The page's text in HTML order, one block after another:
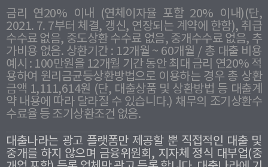
금리 연20% 이내 (연체이자율 포함 20% 이내)(단,
2021. 7. 7부터 체결, 갱신, 연장되는 계약에 한함), 취급
수수료 없음, 중도상환 수수료 없음, 중개수수료 없음, 추
가비용 없음. 상환기간 : 12개월 ~ 60개월 / 총 대출 비용
예시 : 100만원을 12개월 기간 동안 최대 금리 연20% 적
용하여 원리금균등상환방법으로 이용하는 경우 총 상환
금액 1,111,614원 (단, 대출상품 및 상환방법 등 대출계
약 내용에 따라 달라질 수 있습니다.) 채무의 조기상환수
수료율 등 조기상환조건 없음.
대출나라는 광고 플랫폼만 제공할 뿐 직접적인 대출 및
중개를 하지 않으며 금융위원회, 지자체 정식 대부업(중